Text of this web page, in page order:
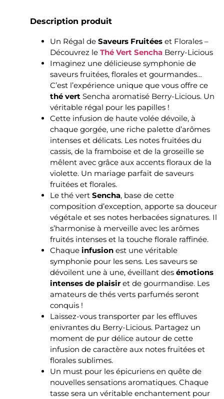
Description produit
Un Régal de Saveurs Fruitées et Florales –
Découvrez le Thé Vert Sencha Berry-Licious
Imaginez une délicieuse symphonie de
saveurs fruitées, florales et gourmandes…
C’est l’expérience unique que vous offre ce
thé vert Sencha aromatisé Berry-Licious. Un
véritable régal pour les papilles !
Cette infusion de haute volée dévoile, à
chaque gorgée, une riche palette d’arômes
intenses et délicats. Les notes fruitées du
cassis, de la framboise et de la groseille se
mêlent avec grâce aux accents floraux de la
violette. Un mariage parfait de saveurs
fruitées et florales.
Le thé vert Sencha, base de cette
composition d’exception, apporte sa douceur
végétale et ses notes herbacées signatures. Il
s’harmonise à merveille avec les arômes
fruités intenses et la touche florale raffinée.
Chaque infusion est une véritable
symphonie pour les sens. Les saveurs se
dévoilent une à une, éveillant des émotions
intenses de plaisiret de gourmandise. Les
amateurs de thés verts parfumés seront
conquis !
Laissez-vous transporter par les effluves
enivrantes du Berry-Licious. Partagez un
moment de pur délice autour de cette
infusion de caractère aux notes fruitées et
florales sublimes.
Un must pour les épicuriens en quête de
nouvelles sensations aromatiques. Chaque
tasse sera un véritable enchantement pour